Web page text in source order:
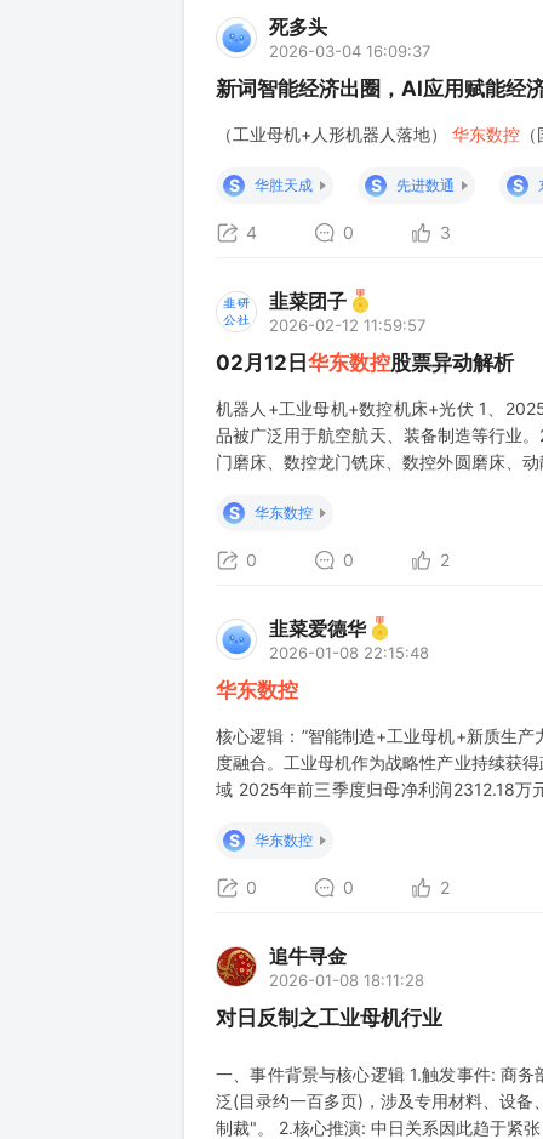
死多头
2026-03-04 16:09:37
新词智能经济出圈，AI应用赋能经
（工业母机+人形机器人落地） 华东数控
S 华胜天成 S 先进数通 S
4 0 3
韭菜团子
2026-02-12 11:59:57
02月12日 华东数控股票异动解析
机器人+工业母机+数控机床+光伏 1、
品被广泛用于航空航天、装备制造等行业
门磨床、数控龙门铣床、数控外圆磨床、
期垄断局面。 3、公司联营企业华东电源研
S 华东数控
0 0 2
韭菜爱德华
2026-01-08 22:15:48
华东数控
核心逻辑：”智能制造+工业母机+新质生
度融合。工业母机作为战略性产业持续获
域 2025年前三季度归母净利润2312.18万
S
华东数控
0 0 2
追牛寻金
2026-01-08 18:11:28
对日反制之工业母机行业
一、事件背景与核心逻辑 1.触发事件: 商
泛(目录约一百多页)，涉及专用材料、设
制裁"。 2.核心推演: 中日关系因此趋于紧